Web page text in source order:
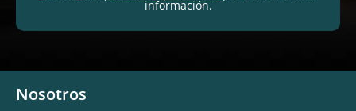
información.
Nosotros